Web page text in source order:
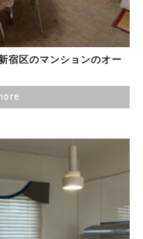
宿区のマンションのオー